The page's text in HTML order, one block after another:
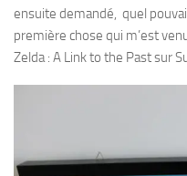
ensuite demandé, quel
première chose qui m’est
Zelda : A Link to the Past sur